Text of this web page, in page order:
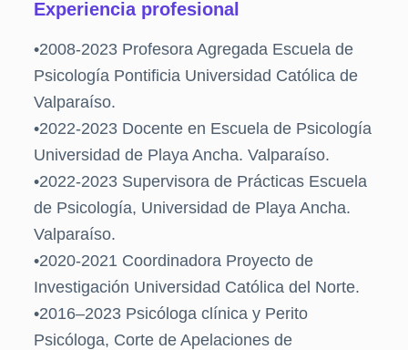
Experiencia profesional
•2008-2023 Profesora Agregada Escuela de
Psicología Pontificia Universidad Católica de
Valparaíso.
•2022-2023 Docente en Escuela de Psicología
Universidad de Playa Ancha. Valparaíso.
•2022-2023 Supervisora de Prácticas Escuela
de Psicología, Universidad de Playa Ancha.
Valparaíso.
•2020-2021 Coordinadora Proyecto de
Investigación Universidad Católica del Norte.
•2016–2023 Psicóloga clínica y Perito
Psicóloga, Corte de Apelaciones de